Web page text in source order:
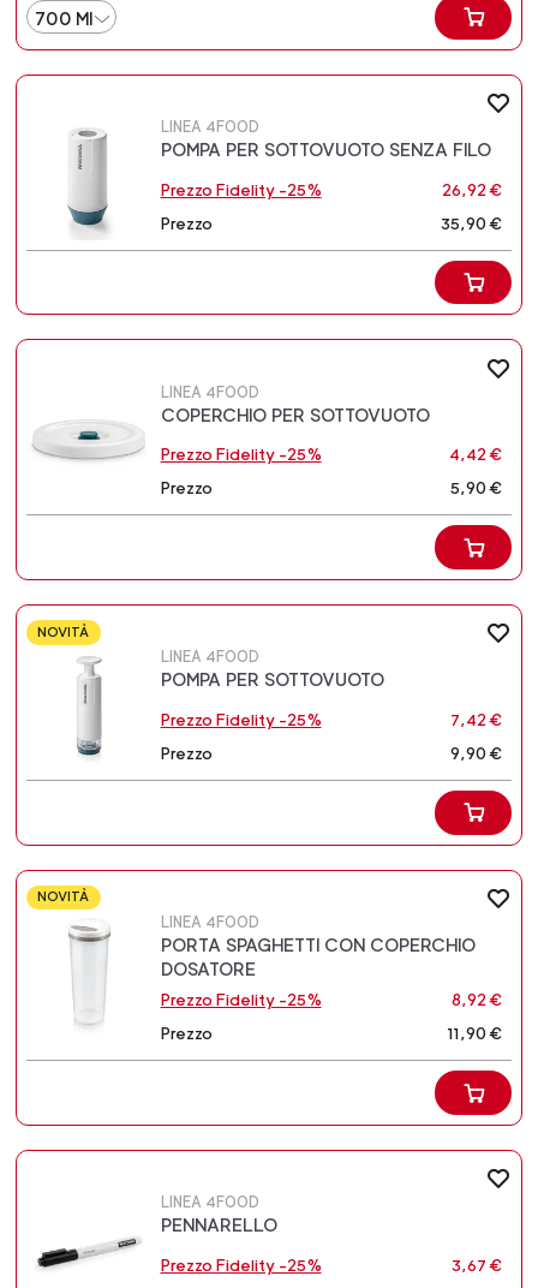
700 MI
LINEA 4FOOD
POMPA PER SOTTOVUOTO SENZA FILO
Prezzo Fidelity -25%
26,92 €
Prezzo
35,90 €
LINEA 4FOOD
COPERCHIO PER SOTTOVUOTO
Prezzo Fidelity -25%
4,42 €
Prezzo
5,90 €
NOVITÀ
LINEA 4FOOD
POMPA PER SOTTOVUOTO
Prezzo Fidelity -25%
7,42 €
Prezzo
9,90 €
NOVITÀ
LINEA 4FOOD
PORTA SPAGHETTI CON COPERCHIO
DOSATORE
Prezzo Fidelity -25%
8,92 €
Prezzo
11,90 €
LINEA 4FOOD
PENNARELLO
Prezzo Fidelity -25%
3,67 €